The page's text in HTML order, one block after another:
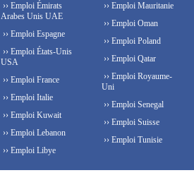
›› Emploi Émirats
Arabes Unis UAE
›› Emploi Espagne
›› Emploi États-Unis
USA
›› Emploi France
›› Emploi Italie
›› Emploi Kuwait
›› Emploi Lebanon
›› Emploi Libye
›› Emploi Mauritanie
›› Emploi Oman
›› Emploi Poland
›› Emploi Qatar
›› Emploi Royaume-
Uni
›› Emploi Senegal
›› Emploi Suisse
›› Emploi Tunisie